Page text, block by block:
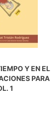
Y EN EL
PARA
1